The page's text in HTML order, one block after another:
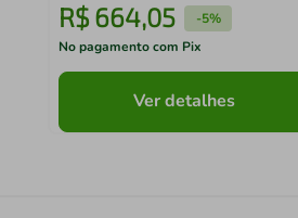
R$ 664,05 -5%
No pagamento com Pix
Ver detalhes